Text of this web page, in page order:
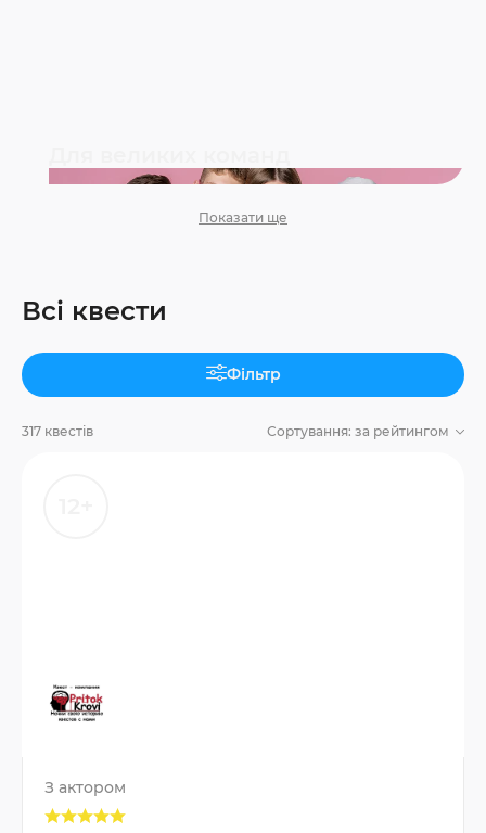
Показати ще
Всі квести
Фільтр
317 квестів Сортування: за рейтингом
З актором